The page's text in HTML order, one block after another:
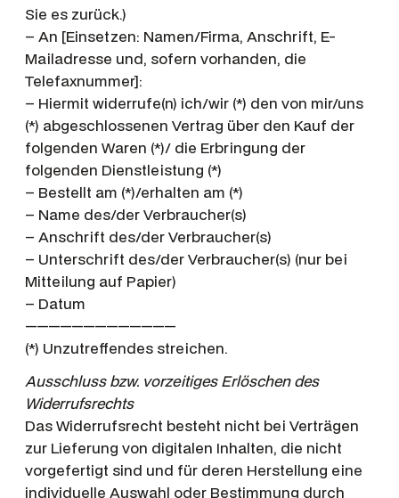
Sie es zurück.)
– An [Einsetzen: Namen/Firma, Anschrift, E-
Mailadresse und, sofern vorhanden, die
Telefaxnummer]:
– Hiermit widerrufe(n) ich/wir (*) den von mir/uns
(*) abgeschlossenen Vertrag über den Kauf der
folgenden Waren (*)/ die Erbringung der
folgenden Dienstleistung (*)
– Bestellt am (*)/erhalten am (*)
– Name des/der Verbraucher(s)
– Anschrift des/der Verbraucher(s)
– Unterschrift des/der Verbraucher(s) (nur bei
Mitteilung auf Papier)
– Datum
—————————————
(*) Unzutreffendes streichen.
Ausschluss bzw. vorzeitiges Erlöschen des
Widerrufsrechts
Das Widerrufsrecht besteht nicht bei Verträgen
zur Lieferung von digitalen Inhalten, die nicht
vorgefertigt sind und für deren Herstellung eine
individuelle Auswahl oder Bestimmung durch